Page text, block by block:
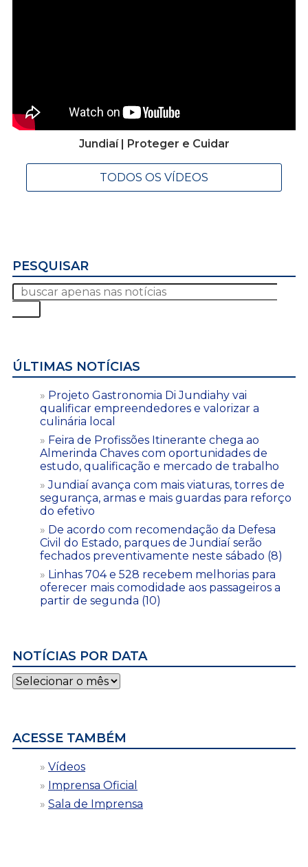
Jundiaí | Proteger e Cuidar
TODOS OS VÍDEOS
PESQUISAR
ÚLTIMAS NOTÍCIAS
Projeto Gastronomia Di Jundiahy vai
qualificar empreendedores e valorizar a
culinária local
Feira de Profissões Itinerante chega ao
Almerinda Chaves com oportunidades de
estudo, qualificação e mercado de trabalho
Jundiaí avança com mais viaturas, torres de
segurança, armas e mais guardas para reforço
do efetivo
De acordo com recomendação da Defesa
Civil do Estado, parques de Jundiaí serão
fechados preventivamente neste sábado (8)
Linhas 704 e 528 recebem melhorias para
oferecer mais comodidade aos passageiros a
partir de segunda (10)
NOTÍCIAS POR DATA
Notícias
por
ACESSE TAMBÉM
Vídeos
Imprensa Oficial
Sala de Imprensa